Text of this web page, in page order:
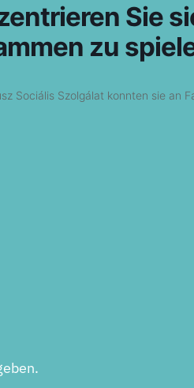
Sie
zu
Sociális Szolgálat konnten sie an